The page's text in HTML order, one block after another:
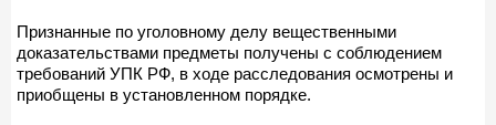
Признанные по уголовному делу вещественными
доказательствами предметы получены с соблюдением
требований УПК РФ, в ходе расследования осмотрены и
приобщены в установленном порядке.